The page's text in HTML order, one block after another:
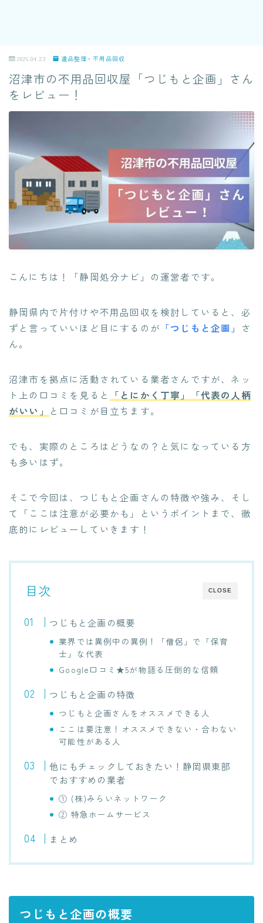
2026.04.23 遺品整理・不用品回収
沼津市の不用品回収屋「つじもと企画」さん
をレビュー！
こんにちは！「静岡処分ナビ」の運営者です。
静岡県内で片付けや不用品回収を検討していると、必
ずと言っていいほど目にするのが 「つじもと企画」
さ
ん。
沼津市を拠点に活動されている業者さんですが、ネッ
ト上の口コミを見ると
「とにかく丁寧」「代表の人柄
がいい」
と口コミが目立ちます。
でも、実際のところはどうなの？と気になっている方
も多いはず。
そこで今回は、つじもと企画さんの特徴や強み、そし
て「ここは注意が必要かも」というポイントまで、徹
底的にレビューしていきます！
CLOSE
目次
つじもと企画の概要
業界では異例中の異例！「僧侶」で「保育
士」な代表
Google口コミ★5が物語る圧倒的な信頼
つじもと企画の特徴
つじもと企画さんをオススメできる人
ここは要注意！オススメできない・合わない
可能性がある人
他にもチェックしておきたい！静岡県東部
でおすすめの業者
① (株)みらいネットワーク
② 特急ホームサービス
まとめ
つじもと企画の概要